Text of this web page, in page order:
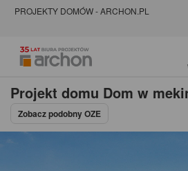
PROJEKTY DOMÓW - ARCHON.PL
Projekt domu Dom w
Zobacz podobny OZE